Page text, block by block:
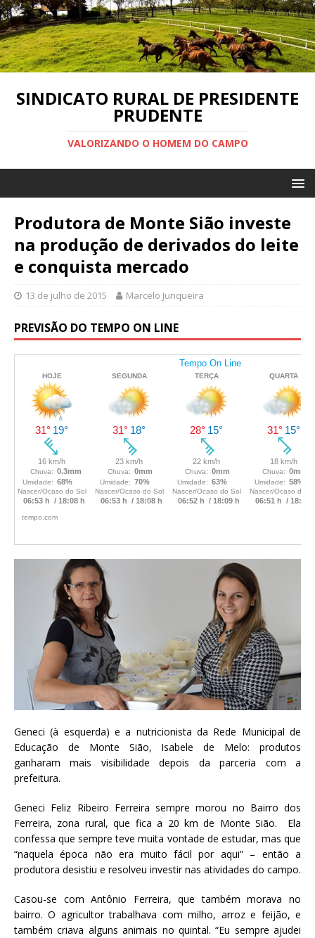
SINDICATO RURAL DE PRESIDENTE
PRUDENTE
VALORIZANDO O HOMEM DO CAMPO
Produtora de Monte Sião investe
na produção de derivados do leite
e conquista mercado
13 de julho de 2015 Marcelo Junqueira
PREVISÃO DO TEMPO ON LINE
Geneci (à esquerda) e a nutricionista da Rede Municipal de
Educação de Monte Sião, Isabele de Melo: produtos
ganharam mais visibilidade depois da parceria com a
prefeitura.
Geneci Feliz Ribeiro Ferreira sempre morou no Bairro dos
Ferreira, zona rural, que fica a 20 km de Monte Sião. Ela
confessa que sempre teve muita vontade de estudar, mas que
“naquela época não era muito fácil por aqui” – então a
produtora desistiu e resolveu investir nas atividades do campo.
Casou-se com Antônio Ferreira, que também morava no
bairro. O agricultor trabalhava com milho, arroz e feijão, e
também criava alguns animais no quintal. “Eu sempre ajudei